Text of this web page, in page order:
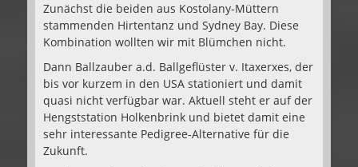
Zunächst die beiden aus Kostolany-Müttern
stammenden Hirtentanz und Sydney Bay. Diese
Kombination wollten wir mit Blümchen nicht.
Dann Ballzauber a.d. Ballgeflüster v. Itaxerxes, der
bis vor kurzem in den USA stationiert und damit
quasi nicht verfügbar war. Aktuell steht er auf der
Hengststation Holkenbrink und bietet damit eine
sehr interessante Pedigree-Alternative für die
Zukunft.